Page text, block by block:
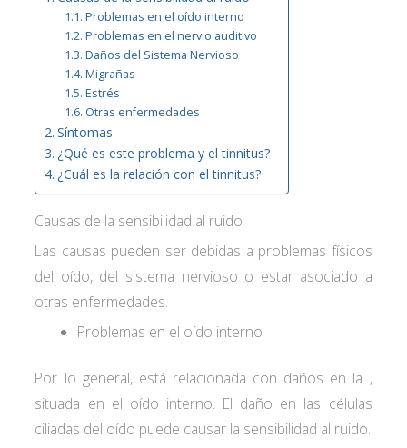
Problemas en el oído interno
Problemas en el nervio auditivo
Daños del Sistema Nervioso
Migrañas
Estrés
Otras enfermedades
Síntomas
¿Qué es este problema y el tinnitus?
¿Cuál es la relación con el tinnitus?
Causas de la sensibilidad al ruido
Las causas pueden ser debidas a problemas físicos
del oído, del sistema nervioso o estar asociado a
otras enfermedades.
Problemas en el oído interno
Por lo general, está relacionada con daños en la ,
situada en el oído interno. El daño en las células
ciliadas del oído puede causar la sensibilidad al ruido.